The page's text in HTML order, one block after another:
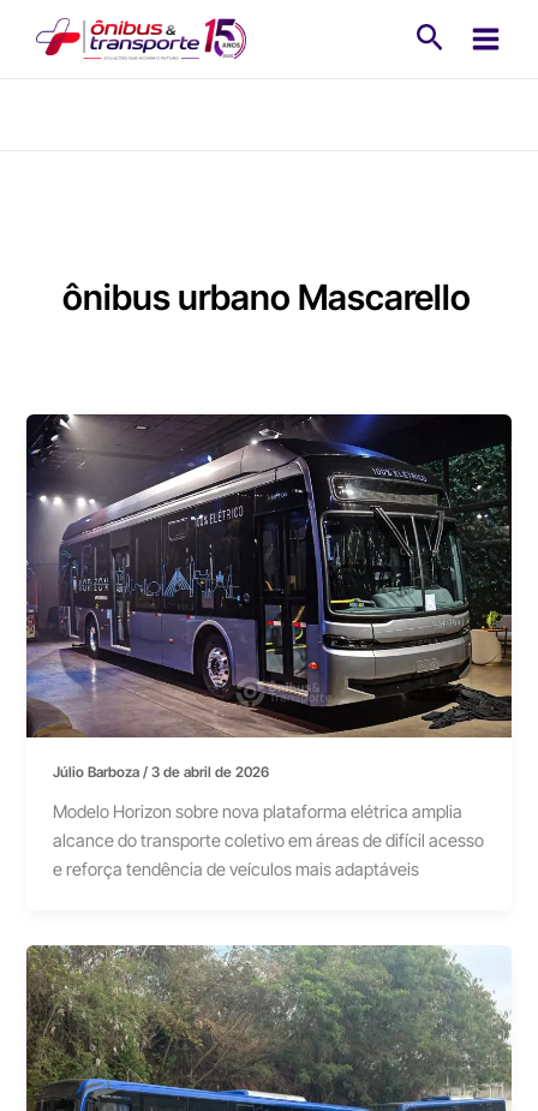
ônibus urbano Mascarello
Júlio Barboza/3 de abril de 2026
Modelo Horizon sobre nova plataforma elétrica amplia
alcance do transporte coletivo em áreas de difícil acesso
e reforça tendência de veículos mais adaptáveis